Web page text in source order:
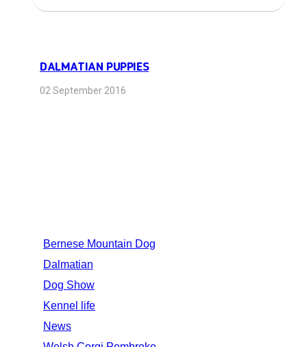
DALMATIAN PUPPIES
02 September 2016
Bernese Mountain Dog
Dalmatian
Dog Show
Kennel life
News